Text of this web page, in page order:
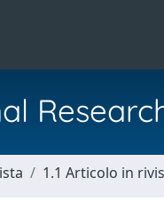
1.1 Articolo in